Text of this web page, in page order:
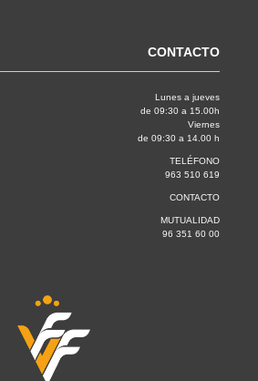
CONTACTO
Lunes a jueves
de 09:30 a 15.00h
Viernes
de 09:30 a 14.00 h
TELÉFONO
963 510 619
CONTACTO
MUTUALIDAD
96 351 60 00